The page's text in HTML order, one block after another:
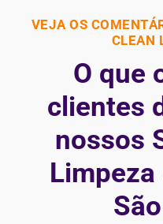
VEJA OS
CLEAN
O que
clientes
nossos